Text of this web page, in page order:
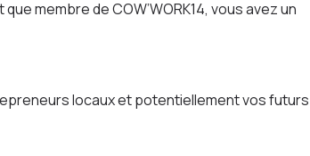
membre de COW’WORK14, vous avez un
locaux et potentiellement vos futurs